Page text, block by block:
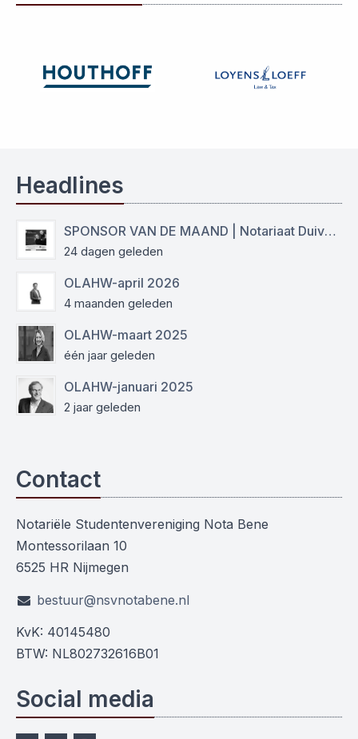
Headlines
SPONSOR VAN DE MAAND | Notariaat Duiven Westervoort
24 dagen geleden
OLAHW-april 2026
4 maanden geleden
OLAHW-maart 2025
één jaar geleden
OLAHW-januari 2025
2 jaar geleden
Contact
Notariële Studentenvereniging Nota Bene
Montessorilaan 10
6525 HR Nijmegen
bestuur@nsvnotabene.nl
KvK: 40145480
BTW: NL802732616B01
Social media